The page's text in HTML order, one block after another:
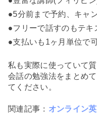
●5分前まで予約、キャ
●フリーで話すのもテキ
●支払いも1ヶ月単位で
私も実際に使っていて
会話の勉強法をまとめ
てください。
関連記事： オンライン